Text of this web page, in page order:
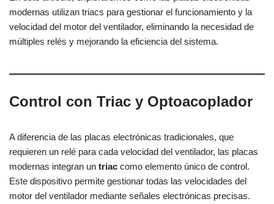
modernas utilizan triacs para gestionar el funcionamiento y la
velocidad del motor del ventilador, eliminando la necesidad de
múltiples relés y mejorando la eficiencia del sistema.
Control con Triac y Optoacoplador
A diferencia de las placas electrónicas tradicionales, que
requieren un relé para cada velocidad del ventilador, las placas
modernas integran un triac como elemento único de control.
Este dispositivo permite gestionar todas las velocidades del
motor del ventilador mediante señales electrónicas precisas.